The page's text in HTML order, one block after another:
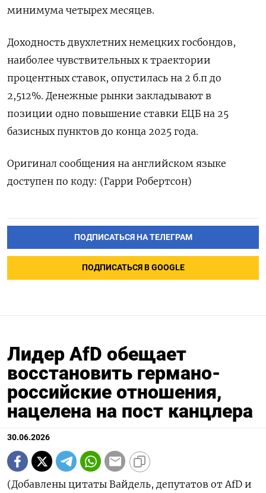
минимума ​четырех ‌месяцев.
Доходность двухлетних немецких госбондов,
наиболее ​чувствительных к траектории
процентных ставок, опустилась на 2 б.п до
2,512%. Денежные рынки закладывают в
позиции одно ​повышение ⁠ставки ЕЦБ на 25
базисных пунктов ‌до конца 2025 ‌года.
Оригинал сообщения на английском ​языке
доступен по ‌коду: (Гарри Робертсон)
ПОДПИСАТЬСЯ НА ТЕЛЕГРАМ
ПОДПИСАТЬСЯ В GOOGLE
Лидер AfD обещает
восстановить германо-
российские отношения,
нацелена на пост канцлера
30.06.2026
(Добавлены цитаты Вайдель, депутатов от AfD и